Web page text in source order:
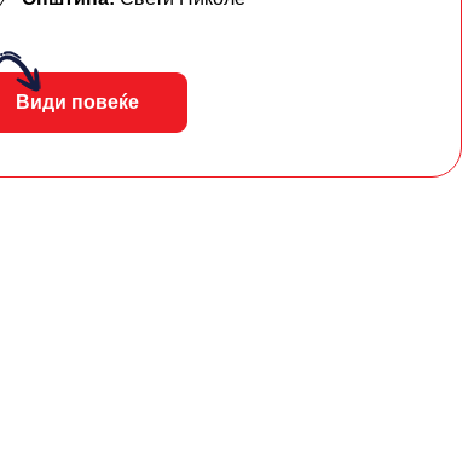
Види повеќе